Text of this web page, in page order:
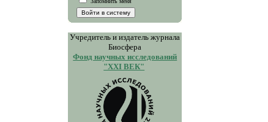
Учредитель и издатель журнала
Биосфера
Фонд научных исследований
"XXI ВЕК"